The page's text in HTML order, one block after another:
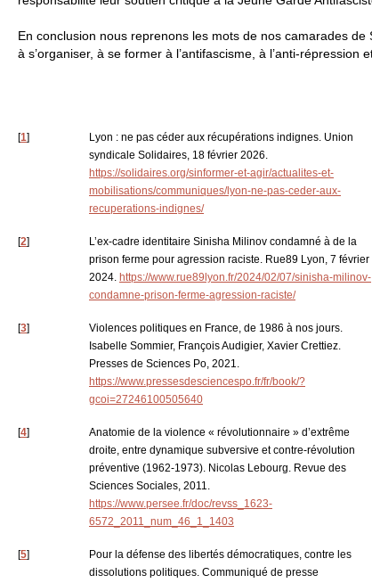
En conclusion nous reprenons les mots de nos camarades de
à s’organiser, à se former à l’antifascisme, à l’anti-
[1]
Lyon : ne pas céder aux récupérations indignes. Union
syndicale Solidaires, 18 février 2026.
https://solidaires.org/sinformer-et-agir/actualites-et-
mobilisations/communiques/lyon-ne-pas-ceder-aux-
recuperations-indignes/
[2]
L’ex-cadre identitaire Sinisha Milinov condamné à de la
prison ferme pour agression raciste. Rue89 Lyon, 7 février
2024. https://www.rue89lyon.fr/2024/02/07/sinisha-milinov-
condamne-prison-ferme-agression-raciste/
[3]
Violences politiques en France, de 1986 à nos jours.
Isabelle Sommier, François Audigier, Xavier Crettiez.
Presses de Sciences Po, 2021.
https://www.pressesdesciencespo.fr/fr/book/?
gcoi=27246100505640
[4]
Anatomie de la violence « révolutionnaire » d’extrême
droite, entre dynamique subversive et contre-révolution
préventive (1962-1973). Nicolas Lebourg. Revue des
Sciences Sociales, 2011.
https://www.persee.fr/doc/revss_1623-
6572_2011_num_46_1_1403
[5]
Pour la défense des libertés démocratiques, contre les
dissolutions politiques. Communiqué de presse